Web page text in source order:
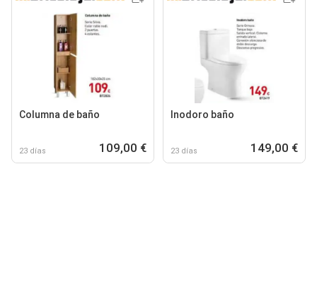
Columna de baño
23 días 109,00 €
Inodoro baño
23 días 149,00 €